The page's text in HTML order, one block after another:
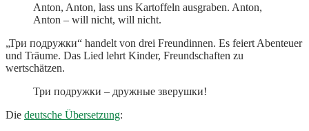
Anton, Anton, lass uns Kartoffeln ausgraben. Anton,
Anton – will nicht, will nicht.
„Три подружки“ handelt von drei Freundinnen. Es feiert Abenteuer
und Träume. Das Lied lehrt Kinder, Freundschaften zu
wertschätzen.
Три подружки – дружные зверушки!
Die deutsche Übersetzung: